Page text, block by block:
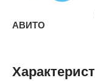
АВИТО